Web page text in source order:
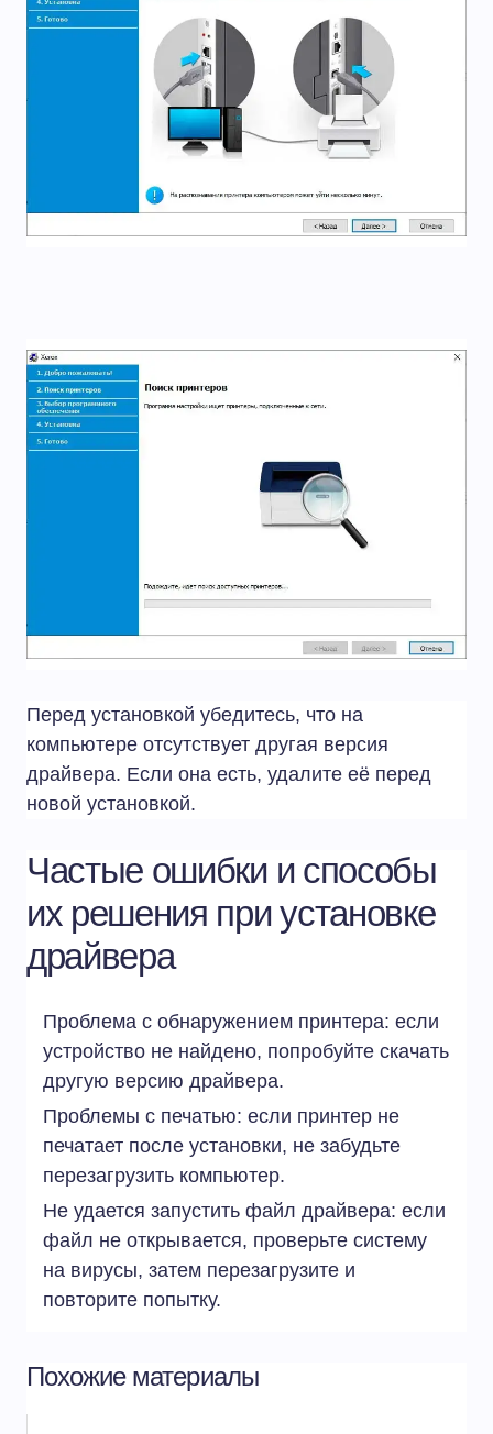
Перед установкой убедитесь, что на
компьютере отсутствует другая версия
драйвера. Если она есть, удалите её перед
новой установкой.
Частые ошибки и способы
их решения при установке
драйвера
Проблема с обнаружением принтера: если
устройство не найдено, попробуйте скачать
другую версию драйвера.
Проблемы с печатью: если принтер не
печатает после установки, не забудьте
перезагрузить компьютер.
Не удается запустить файл драйвера: если
файл не открывается, проверьте систему
на вирусы, затем перезагрузите и
повторите попытку.
Похожие материалы